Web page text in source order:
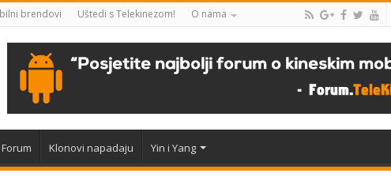
brendovi Uštedi s Telekinezom! O nama
Forum Klonovi napadaju Yin i Yang